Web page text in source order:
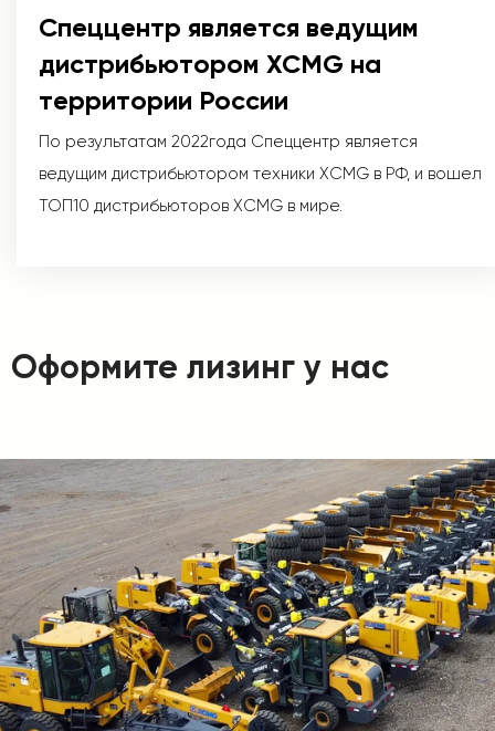
Спеццентр является ведущим
дистрибьютором XCMG на
территории России
По результатам 2022года Спеццентр является
ведущим дистрибьютором техники XCMG в РФ, и вошел
ТОП10 дистрибьюторов XCMG в мире.
Оформите лизинг у нас